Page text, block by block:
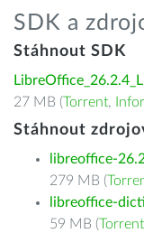
SDK a
Stáhnout SDK
27 MB (Torrent,
Stáhnout
libreoffice-
279 MB (
libreoffice-
59 MB (Torrent